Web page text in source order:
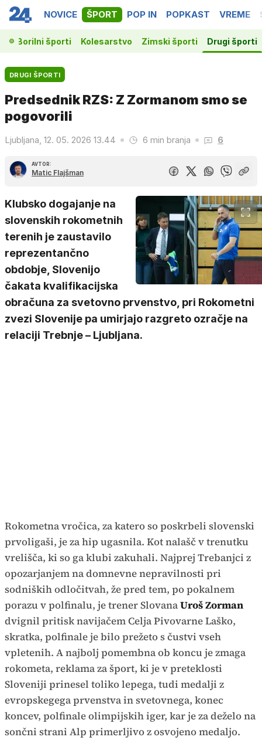
NOVICE ŠPORT POP IN POPKAST VREME
Borilni športi Kolesarstvo Zimski športi Drugi športi
DRUGI ŠPORTI
Predsednik RZS: Z Zormanom smo se
pogovorili
Ljubljana, 12. 05. 2026 13.44 6 min branja 6
AVTOR:
Matic Flajšman
Klubsko dogajanje na
slovenskih rokometnih
terenih je zaustavilo
reprezentančno
obdobje, Slovenijo
čakata kvalifikacijska
obračuna za svetovno prvenstvo, pri Rokometni
zvezi Slovenije pa umirjajo razgreto ozračje na
relaciji Trebnje – Ljubljana.
Rokometna vročica, za katero so poskrbeli slovenski
prvoligaši, je za hip ugasnila. Kot nalašč v trenutku
vrelišča, ki so ga klubi zakuhali. Najprej Trebanjci z
opozarjanjem na domnevne nepravilnosti pri
sodniških odločitvah, že pred tem, po pokalnem
porazu v polfinalu, je trener SlovanaUroš Zorman
dvignil pritisk navijačem Celja Pivovarne Laško,
skratka, polfinale je bilo prežeto s čustvi vseh
vpletenih. A najbolj pomembna ob koncu je zmaga
rokometa, reklama za šport, ki je v preteklosti
Sloveniji prinesel toliko lepega, tudi medalji z
evropskegega prvenstva in svetovnega, konec
koncev, polfinale olimpijskih iger, kar je za deželo na
sončni strani Alp primerljivo z osvojeno medaljo.